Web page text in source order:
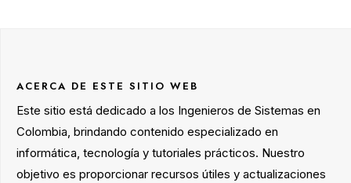
ACERCA DE ESTE SITIO WEB
Este sitio está dedicado a los Ingenieros de Sistemas en
Colombia, brindando contenido especializado en
informática, tecnología y tutoriales prácticos. Nuestro
objetivo es proporcionar recursos útiles y actualizaciones